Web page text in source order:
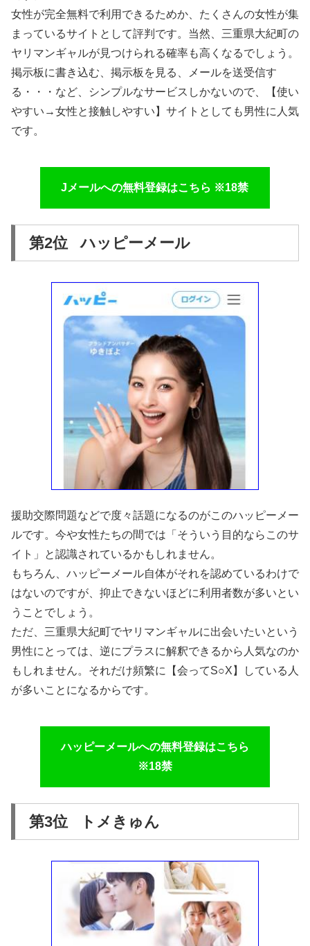
女性が完全無料で利用できるためか、たくさんの女性が集
まっているサイトとして評判です。当然、三重県大紀町の
ヤリマンギャルが見つけられる確率も高くなるでしょう。
掲示板に書き込む、掲示板を見る、メールを送受信す
る・・・など、シンプルなサービスしかないので、【使い
やすい→女性と接触しやすい】サイトとしても男性に人気
です。
Jメールへの無料登録はこちら ※18禁
第2位 ハッピーメール
援助交際問題などで度々話題になるのがこのハッピーメー
ルです。今や女性たちの間では「そういう目的ならこのサ
イト」と認識されているかもしれません。
もちろん、ハッピーメール自体がそれを認めているわけで
はないのですが、抑止できないほどに利用者数が多いとい
うことでしょう。
ただ、三重県大紀町でヤリマンギャルに出会いたいという
男性にとっては、逆にプラスに解釈できるから人気なのか
もしれません。それだけ頻繁に【会ってS○X】している人
が多いことになるからです。
ハッピーメールへの無料登録はこちら
※18禁
第3位 トメきゅん